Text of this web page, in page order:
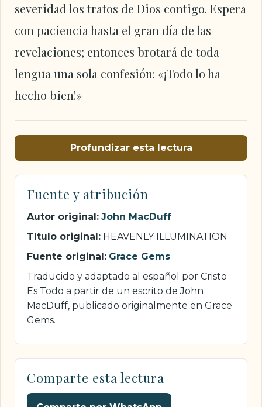
severidad los tratos de Dios contigo. Espera
con paciencia hasta el gran día de las
revelaciones; entonces brotará de toda
lengua una sola confesión: «¡Todo lo ha
hecho bien!»
Profundizar esta lectura
Fuente y atribución
Autor original: John MacDuff
Título original: HEAVENLY ILLUMINATION
Fuente original: Grace Gems
Traducido y adaptado al español por Cristo
Es Todo a partir de un escrito de John
MacDuff, publicado originalmente en Grace
Gems.
Comparte esta lectura